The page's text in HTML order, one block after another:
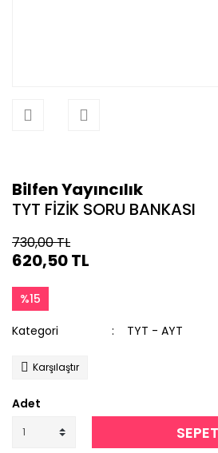
Bilfen Yayıncılık
TYT FİZİK SORU BANKASI
730,00 TL
620,50 TL
%15
Kategori TYT - AYT
Karşılaştır
Adet